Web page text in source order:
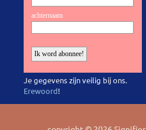
Je gegevens zijn veilig bij ons.
Erewoord!